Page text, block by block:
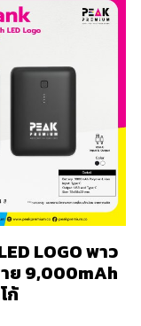
LOGO พาว
ย 9,000mAh
ก้